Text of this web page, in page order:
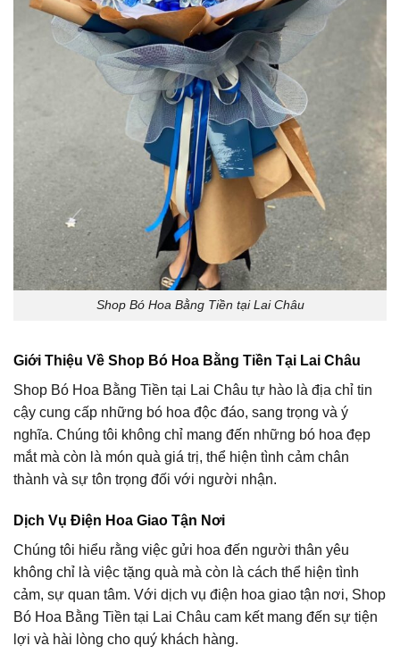
Shop Bó Hoa Bằng Tiền tại Lai Châu
Giới Thiệu Về Shop Bó Hoa Bằng Tiền Tại Lai Châu
Shop Bó Hoa Bằng Tiền tại Lai Châu tự hào là địa chỉ tin
cậy cung cấp những bó hoa độc đáo, sang trọng và ý
nghĩa. Chúng tôi không chỉ mang đến những bó hoa đẹp
mắt mà còn là món quà giá trị, thể hiện tình cảm chân
thành và sự tôn trọng đối với người nhận.
Dịch Vụ Điện Hoa Giao Tận Nơi
Chúng tôi hiểu rằng việc gửi hoa đến người thân yêu
không chỉ là việc tặng quà mà còn là cách thể hiện tình
cảm, sự quan tâm. Với dịch vụ điện hoa giao tận nơi, Shop
Bó Hoa Bằng Tiền tại Lai Châu cam kết mang đến sự tiện
lợi và hài lòng cho quý khách hàng.